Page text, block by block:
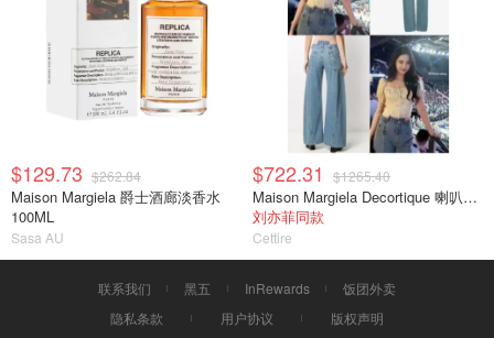
$129.73 $262.84
Maison Margiela 爵士酒廊淡香水
100ML
Sasa AU
$722.31 $1265.40
Maison Margiela Decortique 喇叭牛仔裤
刘亦菲同款
Cettire
联系我们 黑五 InRewards
饭团外卖
隐私条款
用户协议 版权声明